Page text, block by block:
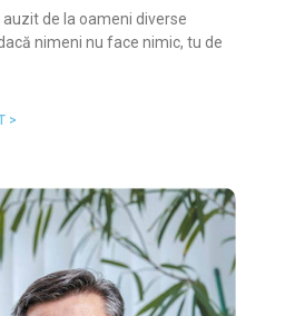
de la oameni diverse
nimeni nu face nimic, tu de
>